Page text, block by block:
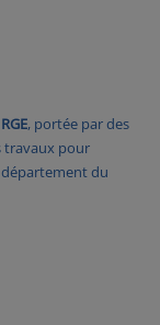
, portée par des
travaux pour
département du